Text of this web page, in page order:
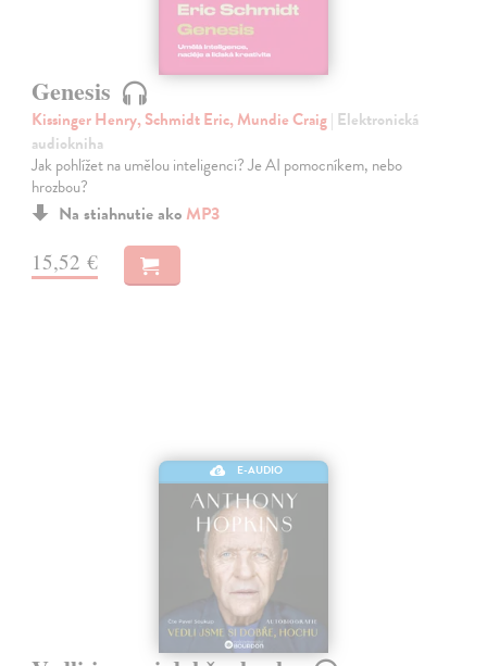
Genesis
Kissinger Henry, Schmidt Eric, Mundie Craig| Elektronická
audiokniha
Jak pohlížet na umělou inteligenci? Je AI pomocníkem, nebo
hrozbou?
Na stiahnutie ako MP3
15,52 €
E-AUDIO